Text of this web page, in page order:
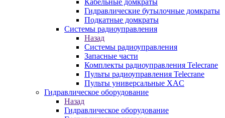
Кабельные домкраты
Гидравлические бутылочные домкраты
Подкатные домкраты
Системы радиоуправления
Назад
Системы радиоуправления
Запасные части
Комплекты радиоуправления Telecrane
Пульты радиоуправления Telecrane
Пульты универсальные XAC
Гидравлическое оборудование
Назад
Гидравлическое оборудование